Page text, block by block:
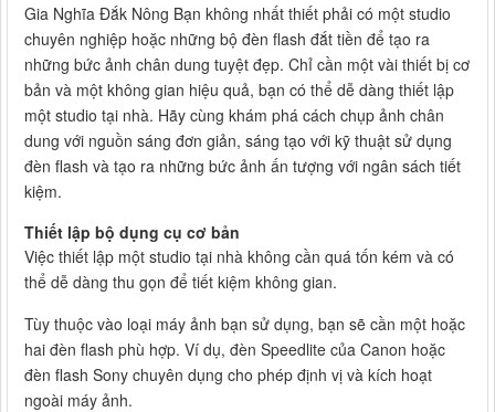
Gia Nghĩa Đắk Nông Bạn không nhất thiết phải có một studio
chuyên nghiệp hoặc những bộ đèn flash đắt tiền để tạo ra
những bức ảnh chân dung tuyệt đẹp. Chỉ cần một vài thiết bị cơ
bản và một không gian hiệu quả, bạn có thể dễ dàng thiết lập
một studio tại nhà. Hãy cùng khám phá cách chụp ảnh chân
dung với nguồn sáng đơn giản, sáng tạo với kỹ thuật sử dụng
đèn flash và tạo ra những bức ảnh ấn tượng với ngân sách tiết
kiệm.
Thiết lập bộ dụng cụ cơ bản
Việc thiết lập một studio tại nhà không cần quá tốn kém và có
thể dễ dàng thu gọn để tiết kiệm không gian.
Tùy thuộc vào loại máy ảnh bạn sử dụng, bạn sẽ cần một hoặc
hai đèn flash phù hợp. Ví dụ, đèn Speedlite của Canon hoặc
đèn flash Sony chuyên dụng cho phép định vị và kích hoạt
ngoài máy ảnh.